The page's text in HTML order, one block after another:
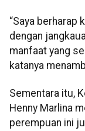
“Saya berharap
dengan
manfaat yang
katanya
Sementara itu,
Henny Marlina
perempuan ini